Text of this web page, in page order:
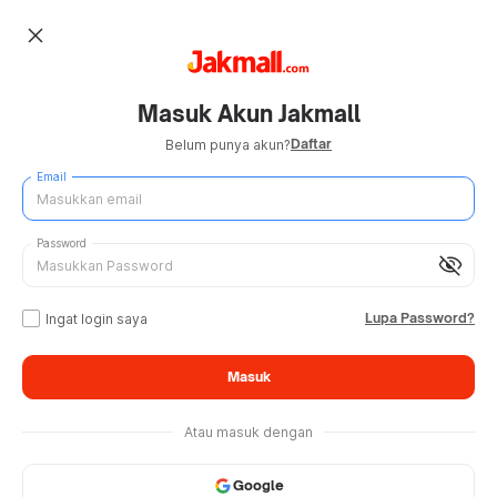
close
Masuk Akun Jakmall
Belum punya akun?Daftar
Email
visibility_off
Password
Ingat login saya Lupa Password?
Masuk
Atau masuk dengan
Google